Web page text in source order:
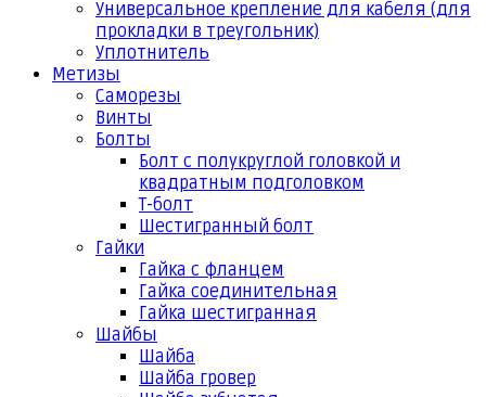
Универсальное крепление для кабеля (для
прокладки в треугольник)
Уплотнитель
Метизы
Саморезы
Винты
Болты
Болт с полукруглой головкой и
квадратным подголовком
Т-болт
Шестигранный болт
Гайки
Гайка с фланцем
Гайка соединительная
Гайка шестигранная
Шайбы
Шайба
Шайба гровер